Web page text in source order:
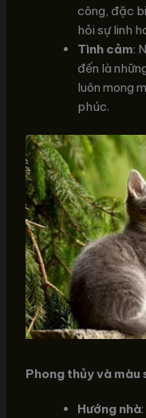
công, đặc
hỏi sự linh
Tình cảm:
đến là
luôn mong
phúc.
Phong thủy và màu
Hướng nhà